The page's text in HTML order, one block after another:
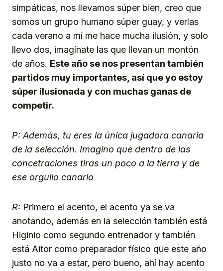
simpáticas, nos llevamos súper bien, creo que
somos un grupo humano súper guay, y verlas
cada verano a mí me hace mucha ilusión, y solo
llevo dos, imagínate las que llevan un montón
de años. Este año se nos presentan también
partidos muy importantes, así que yo estoy
súper ilusionada y con muchas ganas de
competir.
P: Además, tu eres la única jugadora canaria
de la selección. Imagino que dentro de las
concetraciones tiras un poco a la tierra y de
ese orgullo canario
R: Primero el acento, el acento ya se va
anotando, además en la selección también está
Higinio como segundo entrenador y también
está Aitor como preparador físico que este año
justo no va a estar, pero bueno, ahí hay acento